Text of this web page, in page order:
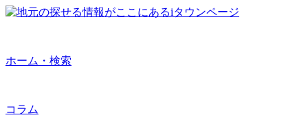
ホーム・検索
コラム